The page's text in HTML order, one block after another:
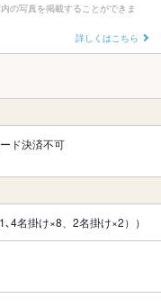
の写真を掲載することができま
詳しくはこちら
ド決済不可
4名掛け×8、2名掛け×2））